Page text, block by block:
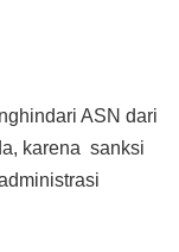
ASN dari
karena sanksi